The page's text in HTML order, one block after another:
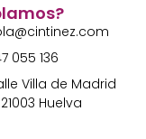
055 136
Villa de Madrid
21003 Huelva